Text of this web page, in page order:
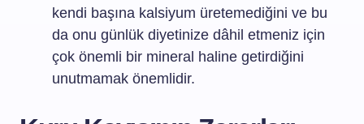
kendi başına kalsiyum üretemediğini ve bu
da onu günlük diyetinize dâhil etmeniz için
çok önemli bir mineral haline getirdiğini
unutmamak önemlidir.